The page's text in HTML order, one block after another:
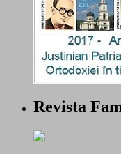
Revista